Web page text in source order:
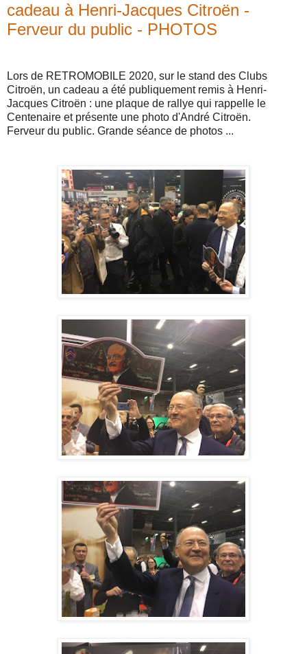
cadeau à Henri-Jacques Citroën -
Ferveur du public - PHOTOS
Lors de RETROMOBILE 2020, sur le stand des Clubs
Citroën, un cadeau a été publiquement remis à Henri-
Jacques Citroën : une plaque de rallye qui rappelle le
Centenaire et présente une photo d'André Citroën.
Ferveur du public. Grande séance de photos ...